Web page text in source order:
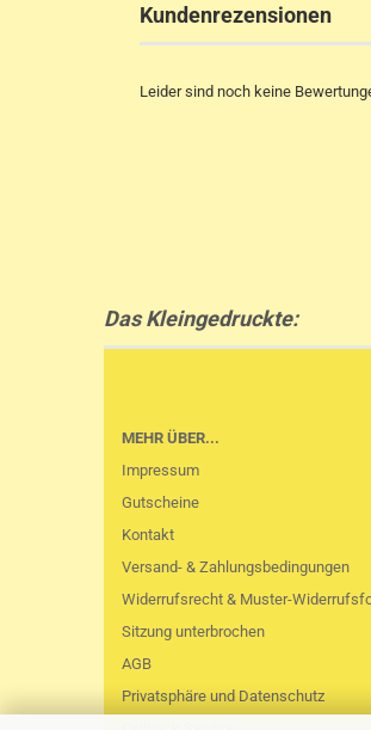
Kundenrezensionen
Leider sind noch keine
Das Kleingedruckte:
MEHR ÜBER...
Impressum
Gutscheine
Kontakt
Versand- & Zahlungsbedingungen
Widerrufsrecht & Muster-
Sitzung unterbrochen
AGB
Privatsphäre und Datenschutz